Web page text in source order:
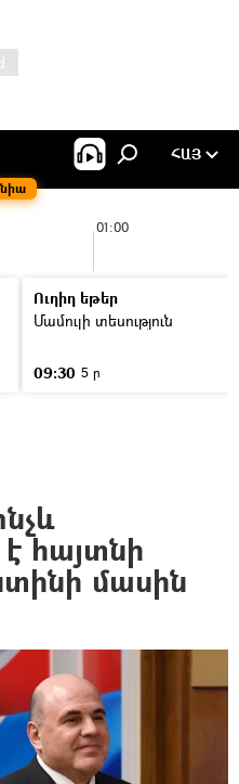
ՀԱՅ
01:00
Ուղիղ եթեր
Մամուլի տեսություն
09:30 5 ր
հայտնի
մասին